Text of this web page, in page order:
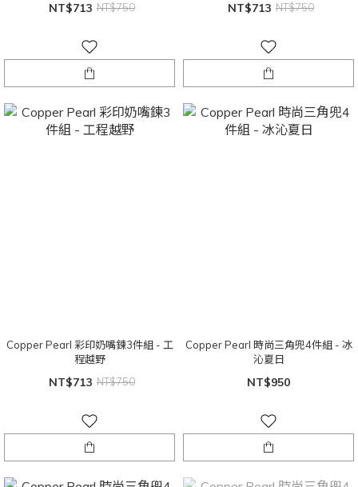
NT$713 NT$750 NT$713 NT$750
Copper Pearl 彩印奶嘴鍊3件組 - 工
程越野
NT$713 NT$750
Copper Pearl 時尚三角兜4件組 - 冰
沁夏日
NT$950